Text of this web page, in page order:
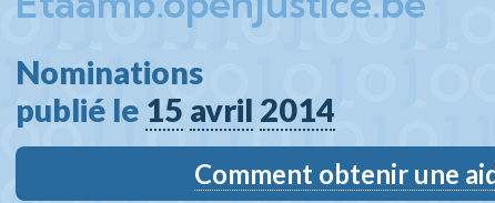
Nominations
publié le 15 avril 2014
Comment obtenir une